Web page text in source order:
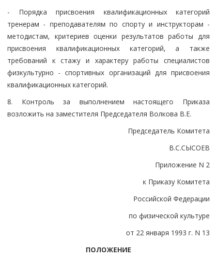
- Порядка присвоения квалификационных категорий
тренерам - преподавателям по спорту и инструкторам -
методистам, критериев оценки результатов работы для
присвоения квалификационных категорий, а также
требований к стажу и характеру работы специалистов
физкультурно - спортивных организаций для присвоения
квалификационных категорий.
8. Контроль за выполнением настоящего Приказа
возложить на заместителя Председателя Волкова В.Е.
Председатель Комитета
В.С.СЫСОЕВ
Приложение N 2
к Приказу Комитета
Российской Федерации
по физической культуре
от 22 января 1993 г. N 13
ПОЛОЖЕНИЕ